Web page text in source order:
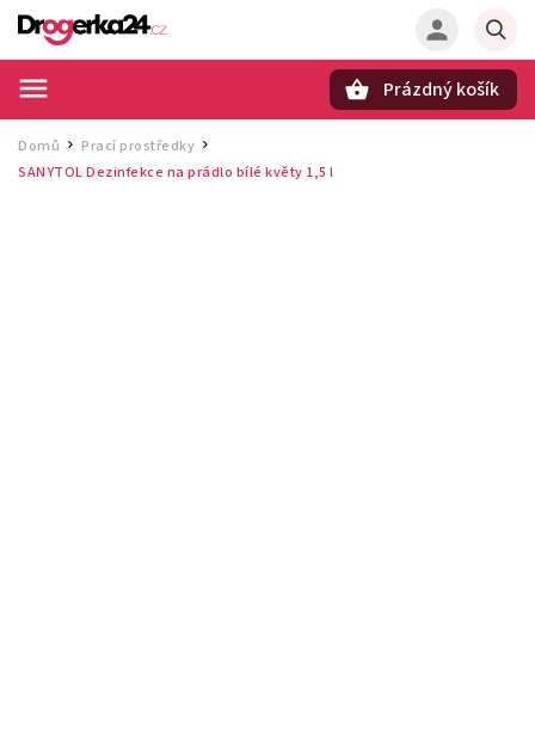
Prázdný košík
Domů / Prací prostředky /
SANYTOL Dezinfekce na prádlo bílé květy 1,5 l